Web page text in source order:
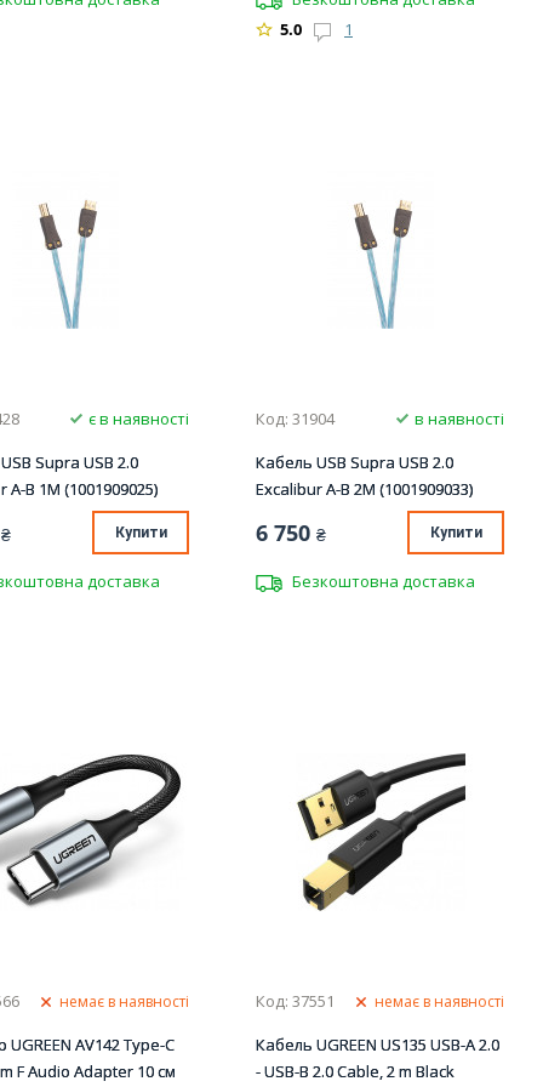
5.0
1
є в наявності
Supra USB 2.0
A-B 1M (1001909025)
₴ Купити
доставка
Код: 31904
в наявності
Кабель USB Supra USB 2.0
Excalibur A-B 2M (1001909033)
6 750 ₴ Купити
Безкоштовна доставка
немає в наявності
AV142 Type-C
F Audio Adapter 10 см
Код: 37551 немає в наявності
Кабель UGREEN US135 USB-A 2.0
- USB-B 2.0 Cable, 2 m Black